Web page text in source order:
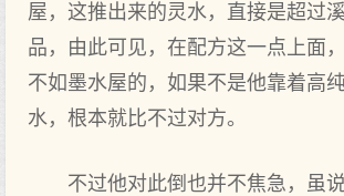
屋，这推出来的灵水，直接是超过
品，由此可见，在配方这一点上面
不如墨水屋的，如果不是他靠着高
水，根本就比不过对方。
不过他对此倒也并不焦急，虽